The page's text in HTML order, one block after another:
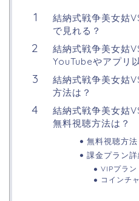
結納式戦争美女姑
で見れる？
結納式戦争美女姑
YouTubeやアプリ
結納式戦争美女姑
方法は？
結納式戦争美女姑
無料視聴方法は？
無料視聴方法
課金プラン詳
VIPプラン
コインチ